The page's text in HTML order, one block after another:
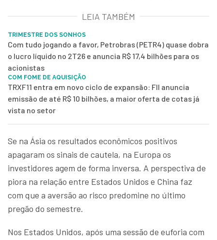
LEIA TAMBÉM
TRIMESTRE DOS SONHOS
Com tudo jogando a favor, Petrobras (PETR4) quase dobra
o lucro líquido no 2T26 e anuncia R$ 17,4 bilhões para os
acionistas
COM FOME DE AQUISIÇÃO
TRXF11 entra em novo ciclo de expansão: FII anuncia
emissão de até R$ 10 bilhões, a maior oferta de cotas já
vista no setor
Se na Ásia os resultados econômicos positivos
apagaram os sinais de cautela, na Europa os
investidores agem de forma inversa. A perspectiva de
piora na relação entre Estados Unidos e China faz
com que a aversão ao risco predomine no último
pregão do semestre.
Nos Estados Unidos, após uma sessão de euforia com